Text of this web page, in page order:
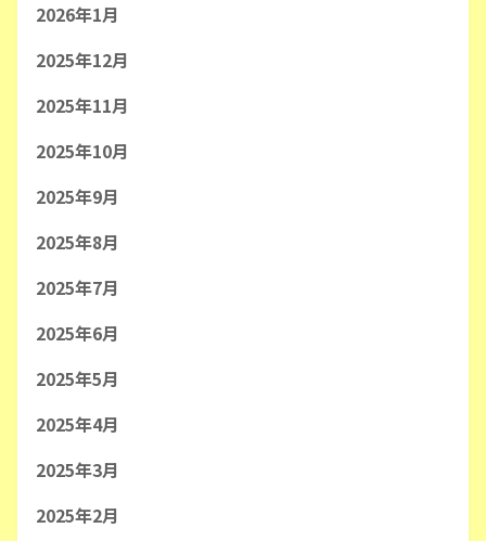
2026年1月
2025年12月
2025年11月
2025年10月
2025年9月
2025年8月
2025年7月
2025年6月
2025年5月
2025年4月
2025年3月
2025年2月